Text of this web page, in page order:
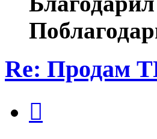
Re: Продам